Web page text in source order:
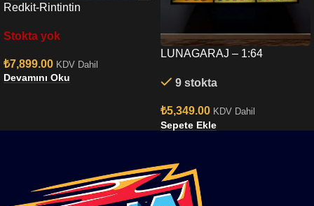
Redkit-Rintintin
Stokta yok
₺7,899.00 KDV Dahil
Devamını Oku
LUNAGARAJ – 1:64
Diorama Seti
9 stokta
₺5,349.00 KDV Dahil
Sepete Ekle